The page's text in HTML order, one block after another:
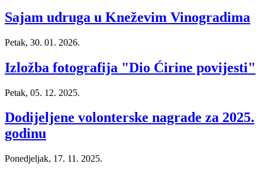
Sajam udruga u Kneževim Vinogradima
Petak, 30. 01. 2026.
Izložba fotografija "Dio Ćirine povijesti"
Petak, 05. 12. 2025.
Dodijeljene volonterske nagrade za 2025.
godinu
Ponedjeljak, 17. 11. 2025.